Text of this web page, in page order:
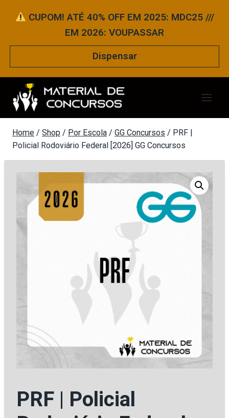
para
CUPOM! ATÉ 40% OFF EM 2025: MDC25 ///
EM 2026: VOUPASSAR
Dispensar
Home / Shop / Por Escola / GG Concursos / PRF |
Policial Rodoviário Federal [2026] GG Concursos
PRF | Policial